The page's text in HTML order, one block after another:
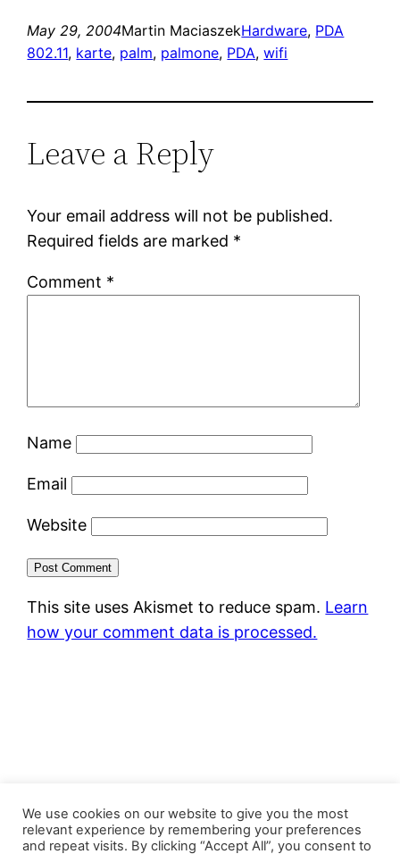
May 29, 2004Martin MaciaszekHardware, PDA
802.11, karte, palm, palmone, PDA, wifi
Leave a Reply
Your email address will not be published.
Required fields are marked *
Comment *
Name
Email
Website
This site uses Akismet to reduce spam. Learn
how your comment data is processed.
We use cookies on our website to give you the most
relevant experience by remembering your preferences
and repeat visits. By clicking “Accept All”, you consent to